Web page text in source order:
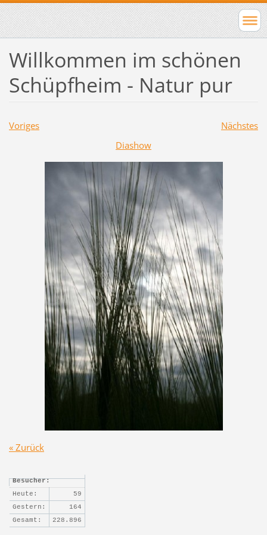
Willkommen im schönen
Schüpfheim - Natur pur
Voriges
Nächstes
Diashow
« Zurück
Besucher:
Heute:
59
Gestern:
164
Gesamt:
228.896